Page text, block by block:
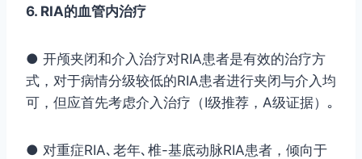
6. RIA的血管内治疗
● 开颅夹闭和介入治疗对RIA患者是有效的治疗方
式，对于病情分级较低的RIA患者进行夹闭与介入均
可，但应首先考虑介入治疗（Ⅰ级推荐，A级证据）｡
● 对重症RIA､老年､椎-基底动脉RIA患者，倾向于